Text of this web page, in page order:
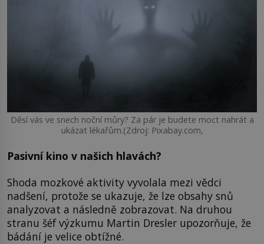
Děsí vás ve snech noční můry? Za pár je budete moct nahrát a
ukázat lékařům.(Zdroj: Pixabay.com,
Pasivní kino v našich hlavách?
Shoda mozkové aktivity vyvolala mezi vědci
nadšení, protože se ukazuje, že lze obsahy snů
analyzovat a následně zobrazovat. Na druhou
stranu šéf výzkumu Martin Dresler upozorňuje, že
bádání je velice obtížné.